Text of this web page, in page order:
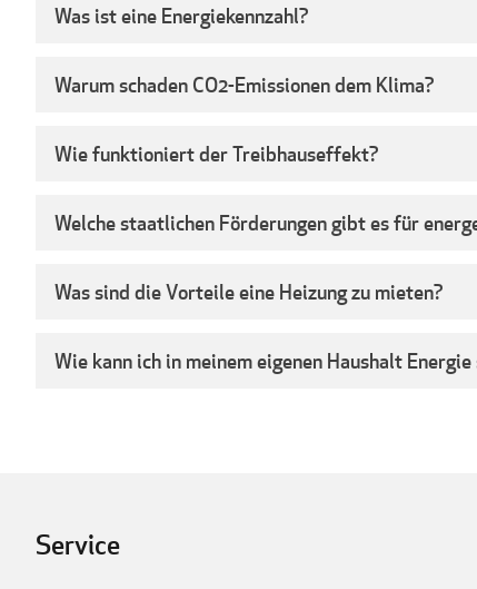
Was ist eine Energiekennzahl?
Warum schaden CO2-Emissionen dem Klima?
Wie funktioniert der Treibhauseffekt?
Welche staatlichen Förderungen gibt es für
Was sind die Vorteile eine Heizung zu mieten?
Wie kann ich in meinem eigenen Haushalt Energie
Service